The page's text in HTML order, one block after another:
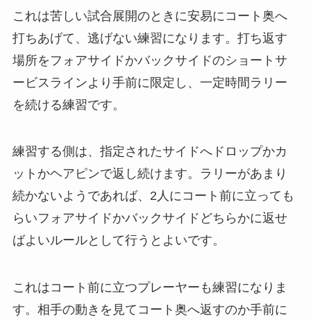
これは苦しい試合展開のときに安易にコート奥へ
打ちあげて、逃げない練習になります。打ち返す
場所をフォアサイドかバックサイドのショートサ
ービスラインより手前に限定し、一定時間ラリー
を続ける練習です。
練習する側は、指定されたサイドへドロップかカ
ットかヘアピンで返し続けます。ラリーがあまり
続かないようであれば、2人にコート前に立っても
らいフォアサイドかバックサイドどちらかに返せ
ばよいルールとして行うとよいです。
これはコート前に立つプレーヤーも練習になりま
す。相手の動きを見てコート奥へ返すのか手前に